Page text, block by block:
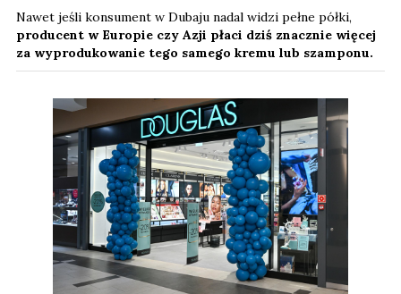
Nawet jeśli konsument w Dubaju nadal widzi pełne półki,
producent w Europie czy Azji płaci dziś znacznie więcej
za wyprodukowanie tego samego kremu lub szamponu.